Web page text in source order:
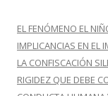
r
:
EL FENÓMENO EL
IMPLICANCIAS EN EL
LA CONFISCACIÓN
RIGIDEZ QUE DEBE